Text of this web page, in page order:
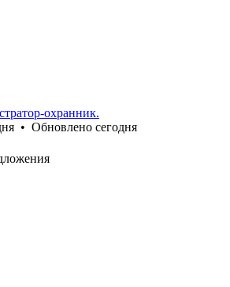
охранник.
• Обновлено сегодня